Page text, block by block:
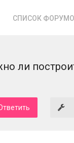
СПИСОК
ли